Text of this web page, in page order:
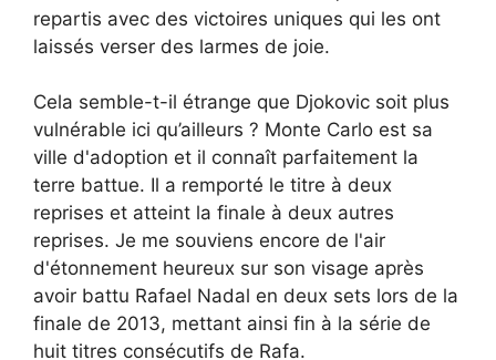
repartis avec des victoires uniques qui les ont
laissés verser des larmes de joie.
Cela semble-t-il étrange que Djokovic soit plus
vulnérable ici qu’ailleurs ? Monte Carlo est sa
ville d'adoption et il connaît parfaitement la
terre battue. Il a remporté le titre à deux
reprises et atteint la finale à deux autres
reprises. Je me souviens encore de l'air
d'étonnement heureux sur son visage après
avoir battu Rafael Nadal en deux sets lors de la
finale de 2013, mettant ainsi fin à la série de
huit titres consécutifs de Rafa.